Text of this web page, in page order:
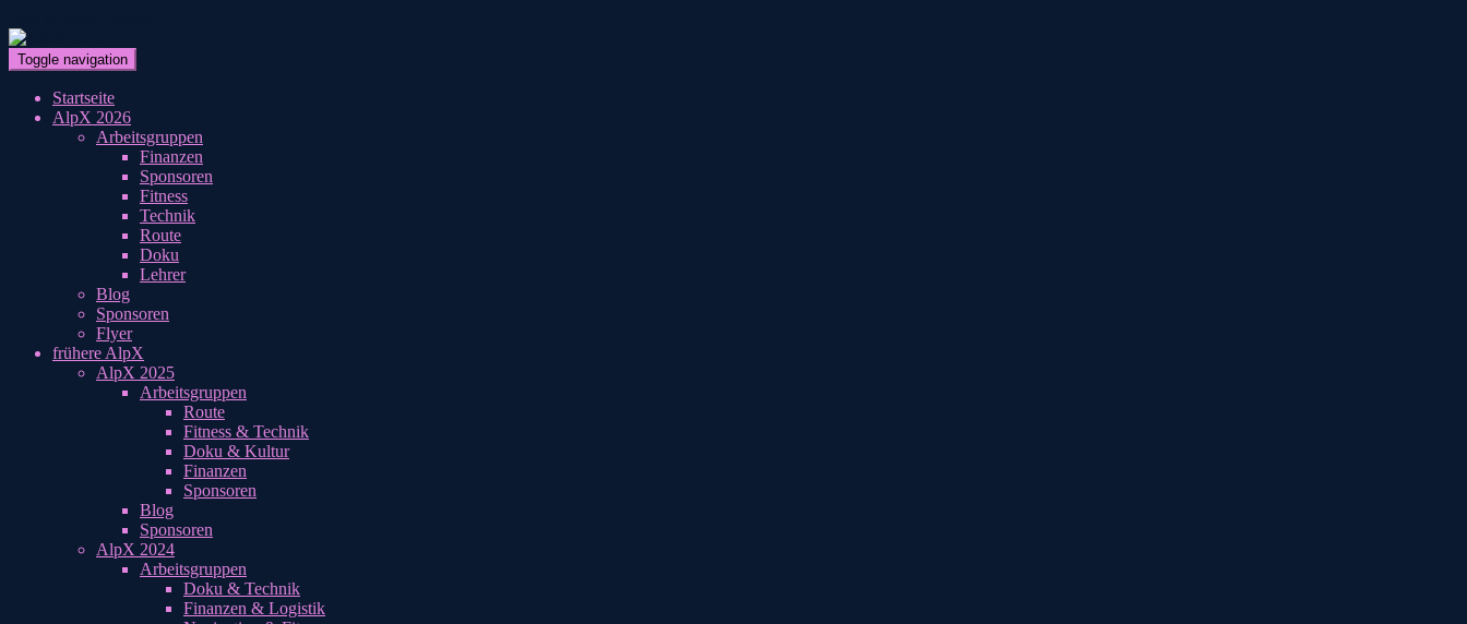
Toggle navigation
Startseite
AlpX 2026
Arbeitsgruppen
Finanzen
Sponsoren
Fitness
Technik
Route
Doku
Lehrer
Blog
Sponsoren
Flyer
frühere AlpX
AlpX 2025
Arbeitsgruppen
Route
Fitness & Technik
Doku & Kultur
Finanzen
Sponsoren
Blog
Sponsoren
AlpX 2024
Arbeitsgruppen
Doku & Technik
Finanzen & Logistik